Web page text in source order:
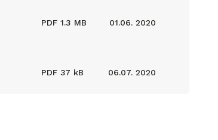
PDF 1.3 MB 01.06. 2020
PDF 37 kB 06.07. 2020